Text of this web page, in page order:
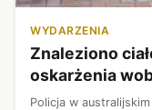
WYDARZENIA
Znaleziono
oskarżenia
Policja w